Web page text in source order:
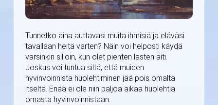
Tunnetko aina auttavasi muita ihmisiä ja eläväsi
tavallaan heitä varten? Näin voi helposti käydä
varsinkin silloin, kun olet pienten lasten äiti.
Joskus voi tuntua siltä, että muiden
hyvinvoinnista huolehtiminen jää pois omalta
itseltä. Enää ei ole niin paljoa aikaa huolehtia
omasta hyvinvoinnistaan.